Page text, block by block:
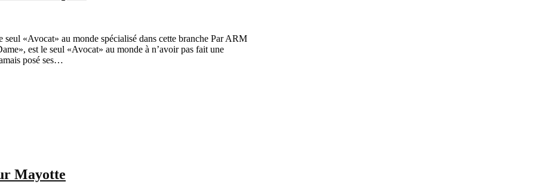
«Avocat» au monde spécialisé dans cette branche Par ARM
est le seul «Avocat» au monde à n’avoir pas fait une
posé ses…
Mayotte